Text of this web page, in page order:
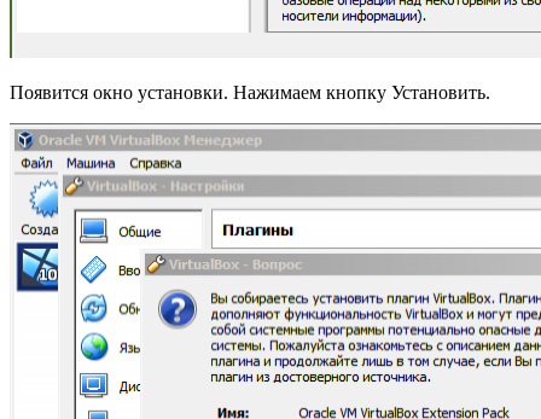
Появится окно установки. Нажимаем кнопку Установить.